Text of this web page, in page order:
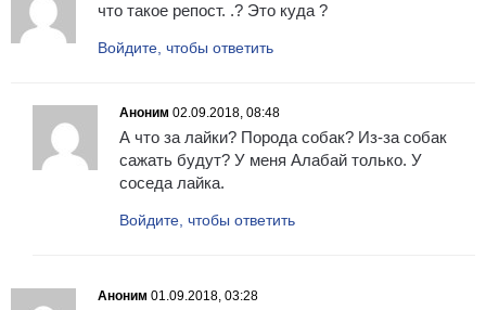
что такое репост. .? Это куда ?
Войдите, чтобы ответить
Аноним 02.09.2018, 08:48
А что за лайки? Порода собак? Из-за собак
сажать будут? У меня Алабай только. У
соседа лайка.
Войдите, чтобы ответить
Аноним 01.09.2018, 03:28